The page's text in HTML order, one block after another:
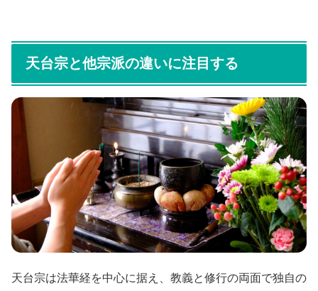
天台宗と他宗派の違いに注目する
天台宗は法華経を中心に据え、教義と修行の両面で独自の